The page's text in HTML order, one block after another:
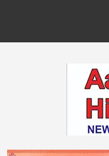
content